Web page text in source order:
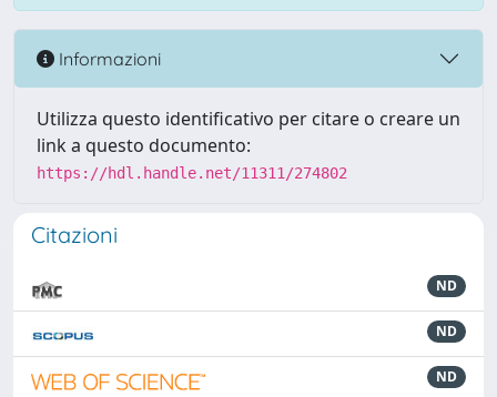
Informazioni
Utilizza questo identificativo per citare o creare un
link a questo documento:
https://hdl.handle.net/11311/274802
Citazioni
ND
ND
ND